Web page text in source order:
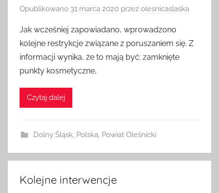
Opublikowano 31 marca 2020 przez olesnicaslaska
Jak wcześniej zapowiadano, wprowadzono
kolejne restrykcje związane z poruszaniem się. Z
informacji wynika, że to mają być: zamknięte
punkty kosmetyczne,
Czytaj dalej
Dolny Śląsk, Polska, Powiat Oleśnicki
Kolejne interwencje